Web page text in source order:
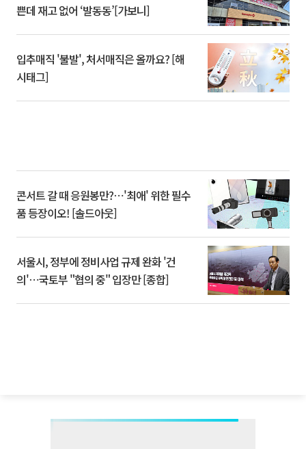
쁜데 재고 없어 ‘발동동’[가보니]
입추매직 '불발', 처서매직은 올까요? [해
시태그]
콘서트 갈 때 응원봉만?⋯'최애' 위한 필수
품 등장이오! [솔드아웃]
서울시, 정부에 정비사업 규제 완화 '건
의'⋯국토부 "협의 중" 입장만 [종합]